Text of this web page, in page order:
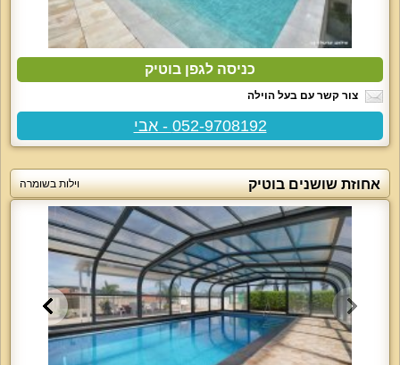
כניסה לגפן בוטיק
צור קשר עם בעל הוילה
052-9708192 - אבי
אחוזת שושנים בוטיק וילות בשומרה